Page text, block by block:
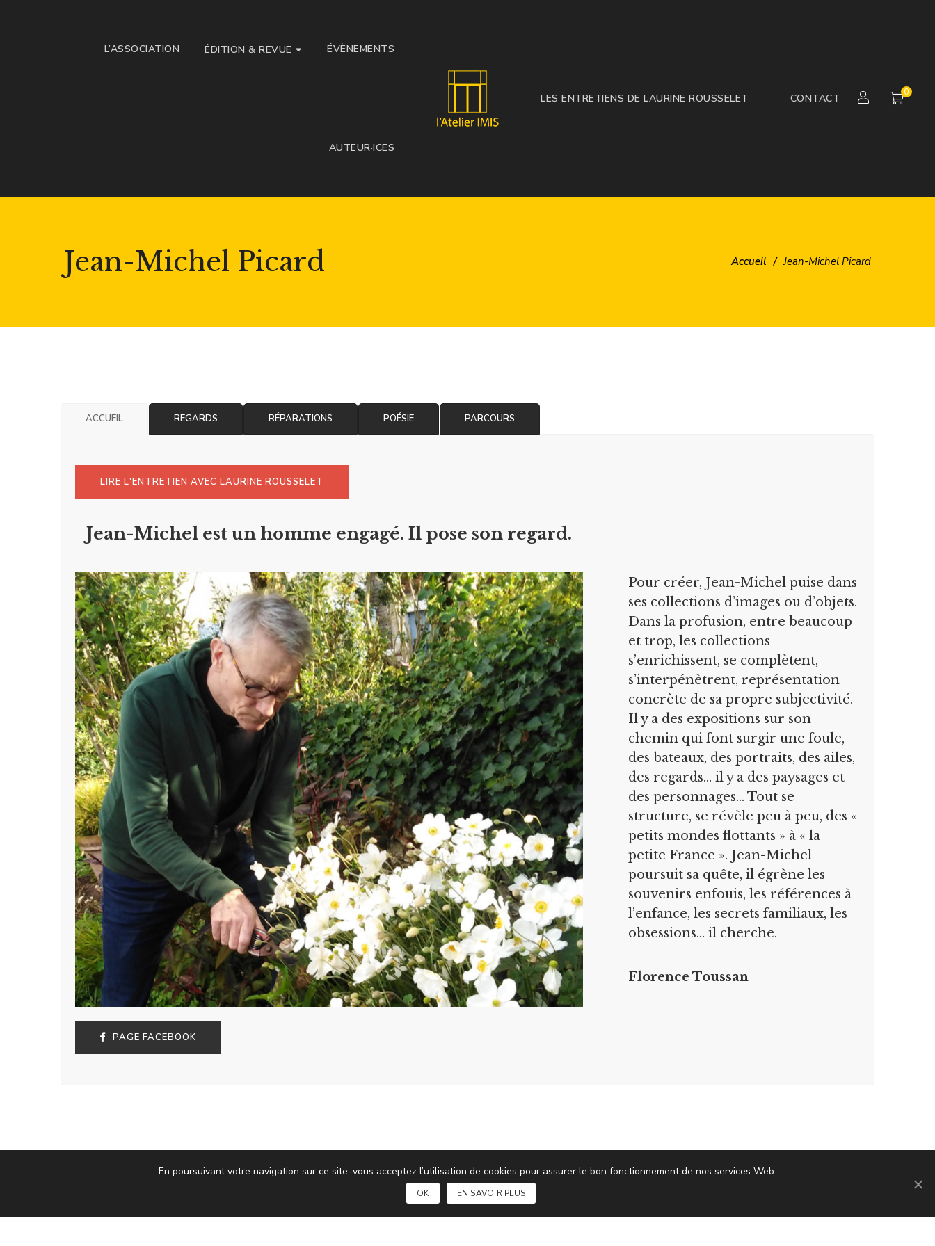
L’ASSOCIATION ÉDITION & REVUE ÉVÈNEMENTS
AUTEUR·ICES
LES ENTRETIENS DE LAURINE ROUSSELET CONTACT 0
Jean-Michel Picard Accueil / Jean-Michel Picard
ACCUEIL REGARDS RÉPARATIONS POÉSIE PARCOURS
LIRE L'ENTRETIEN AVEC LAURINE ROUSSELET
Jean-Michel est un homme engagé. Il pose son regard.
PAGE FACEBOOK
Pour créer, Jean-Michel puise dans
ses collections d’images ou d’objets.
Dans la profusion, entre beaucoup
et trop, les collections
s’enrichissent, se complètent,
s’interpénètrent, représentation
concrète de sa propre subjectivité.
Il y a des expositions sur son
chemin qui font surgir une foule,
des bateaux, des portraits, des ailes,
des regards… il y a des paysages et
des personnages… Tout se
structure, se révèle peu à peu, des «
petits mondes flottants » à « la
petite France ». Jean-Michel
poursuit sa quête, il égrène les
souvenirs enfouis, les références à
l’enfance, les secrets familiaux, les
obsessions… il cherche.
Florence Toussan
l’ATELIER IMIS LIENS COMPTE CLIENT CONTACT
En poursuivant votre navigation sur ce site, vous acceptez l’utilisation de cookies pour assurer le bon fonctionnement de nos services Web.
OK EN SAVOIR PLUS